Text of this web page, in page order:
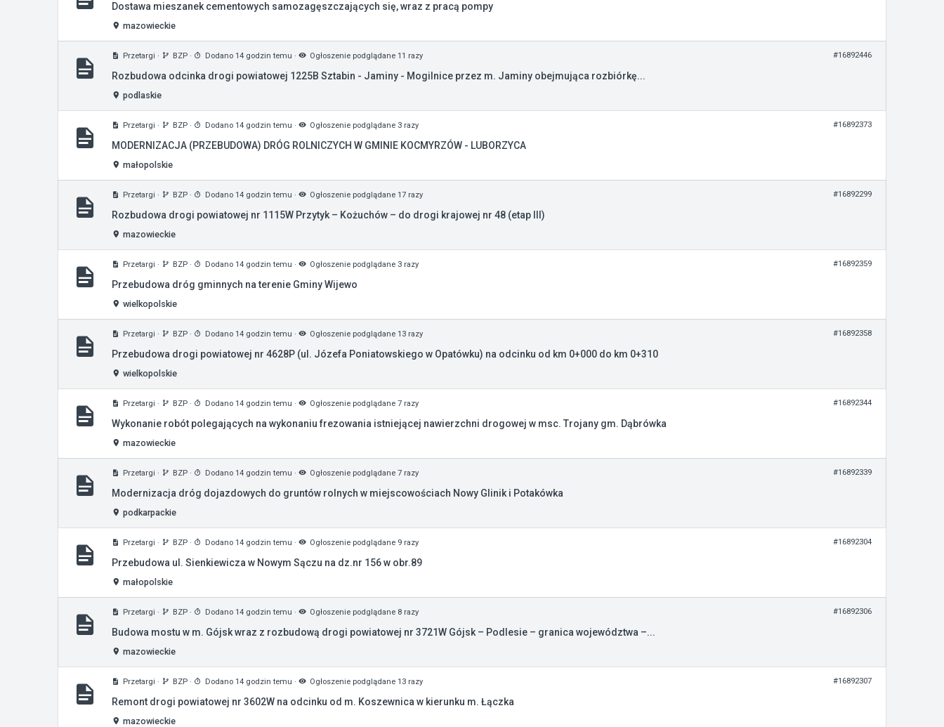
Dostawa mieszanek cementowych samozagęszczających się, wraz z pracą pompy
mazowieckie
Przetargi · BZP · Dodano 14 godzin temu · Ogłoszenie podglądane 11 razy #16892446
Rozbudowa odcinka drogi powiatowej 1225B Sztabin - Jaminy - Mogilnice przez m. Jaminy obejmująca rozbiórkę...
podlaskie
Przetargi · BZP · Dodano 14 godzin temu · Ogłoszenie podglądane 3 razy #16892373
MODERNIZACJA (PRZEBUDOWA) DRÓG ROLNICZYCH W GMINIE KOCMYRZÓW - LUBORZYCA
małopolskie
Przetargi · BZP · Dodano 14 godzin temu · Ogłoszenie podglądane 17 razy #16892299
Rozbudowa drogi powiatowej nr 1115W Przytyk – Kożuchów – do drogi krajowej nr 48 (etap III)
mazowieckie
Przetargi · BZP · Dodano 14 godzin temu · Ogłoszenie podglądane 3 razy #16892359
Przebudowa dróg gminnych na terenie Gminy Wijewo
wielkopolskie
Przetargi · BZP · Dodano 14 godzin temu · Ogłoszenie podglądane 13 razy #16892358
Przebudowa drogi powiatowej nr 4628P (ul. Józefa Poniatowskiego w Opatówku) na odcinku od km 0+000 do km 0+310
wielkopolskie
Przetargi · BZP · Dodano 14 godzin temu · Ogłoszenie podglądane 7 razy #16892344
Wykonanie robót polegających na wykonaniu frezowania istniejącej nawierzchni drogowej w msc. Trojany gm. Dąbrówka
mazowieckie
Przetargi · BZP · Dodano 14 godzin temu · Ogłoszenie podglądane 7 razy #16892339
Modernizacja dróg dojazdowych do gruntów rolnych w miejscowościach Nowy Glinik i Potakówka
podkarpackie
Przetargi · BZP · Dodano 14 godzin temu · Ogłoszenie podglądane 9 razy #16892304
Przebudowa ul. Sienkiewicza w Nowym Sączu na dz.nr 156 w obr.89
małopolskie
Przetargi · BZP · Dodano 14 godzin temu · Ogłoszenie podglądane 8 razy #16892306
Budowa mostu w m. Gójsk wraz z rozbudową drogi powiatowej nr 3721W Gójsk – Podlesie – granica województwa –...
mazowieckie
Przetargi · BZP · Dodano 14 godzin temu · Ogłoszenie podglądane 13 razy #16892307
Remont drogi powiatowej nr 3602W na odcinku od m. Koszewnica w kierunku m. Łączka
mazowieckie